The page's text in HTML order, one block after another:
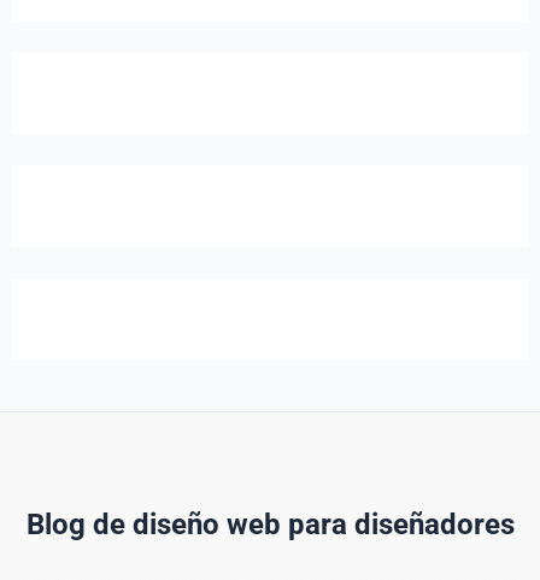
Blog de diseño web para diseñadores